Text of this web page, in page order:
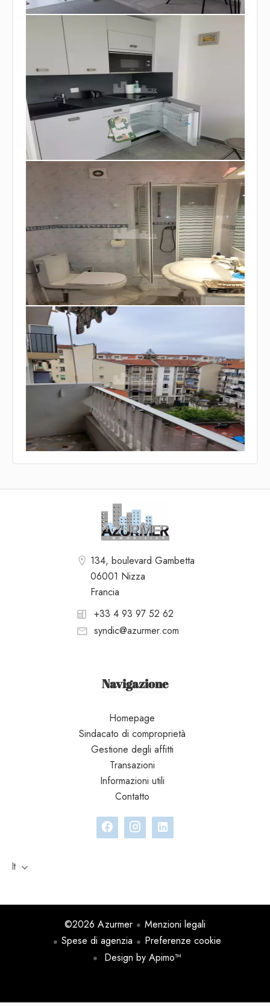
134, boulevard Gambetta
06001 Nizza
Francia
+33 4 93 97 52 62
syndic@azurmer.com
Navigazione
Homepage
Sindacato di comproprietà
Gestione degli affitti
Transazioni
Informazioni utili
Contatto
It
©2026 Azurmer
Menzioni legali
Spese di agenzia
Preferenze cookie
Design by Apimo™